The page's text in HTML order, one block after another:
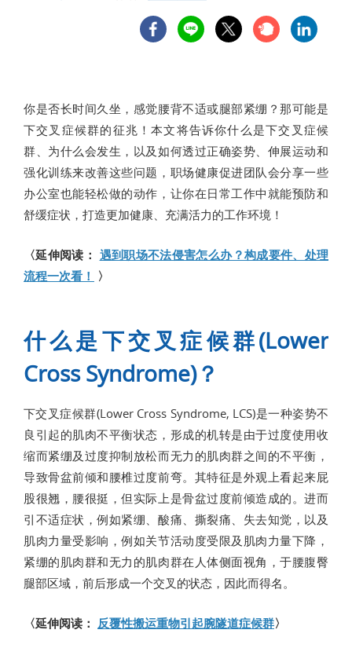
你是否长时间久坐，感觉腰背不适或腿部紧绷？那可能是
下交叉症候群的征兆！本文将告诉你什么是下交叉症候
群、为什么会发生，以及如何透过正确姿势、伸展运动和
强化训练来改善这些问题，职场健康促进团队会分享一些
办公室也能轻松做的动作，让你在日常工作中就能预防和
舒缓症状，打造更加健康、充满活力的工作环境！
〈延伸阅读： 遇到职场不法侵害怎么办？构成要件、处理
流程一次看！ 〉
什么是下交叉症候群(Lower
Cross Syndrome)？
下交叉症候群(Lower Cross Syndrome, LCS)是一种姿势不
良引起的肌肉不平衡状态，形成的机转是由于过度使用收
缩而紧绷及过度抑制放松而无力的肌肉群之间的不平衡，
导致骨盆前倾和腰椎过度前弯。其特征是外观上看起来屁
股很翘，腰很挺，但实际上是骨盆过度前倾造成的。进而
引不适症状，例如紧绷、酸痛、撕裂痛、失去知觉，以及
肌肉力量受影响，例如关节活动度受限及肌肉力量下降，
紧绷的肌肉群和无力的肌肉群在人体侧面视角，于腰腹臀
腿部区域，前后形成一个交叉的状态，因此而得名。
〈延伸阅读： 反覆性搬运重物引起腕隧道症候群〉